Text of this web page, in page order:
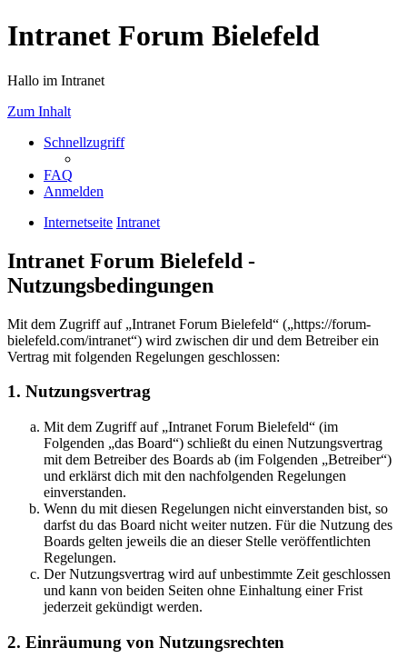
Intranet Forum Bielefeld
Hallo im Intranet
Zum Inhalt
Schnellzugriff
FAQ
Anmelden
Internetseite Intranet
Intranet Forum Bielefeld -
Nutzungsbedingungen
Mit dem Zugriff auf „Intranet Forum Bielefeld“ („https://forum-
bielefeld.com/intranet“) wird zwischen dir und dem Betreiber ein
Vertrag mit folgenden Regelungen geschlossen:
1. Nutzungsvertrag
Mit dem Zugriff auf „Intranet Forum Bielefeld“ (im
Folgenden „das Board“) schließt du einen Nutzungsvertrag
mit dem Betreiber des Boards ab (im Folgenden „Betreiber“)
und erklärst dich mit den nachfolgenden Regelungen
einverstanden.
Wenn du mit diesen Regelungen nicht einverstanden bist, so
darfst du das Board nicht weiter nutzen. Für die Nutzung des
Boards gelten jeweils die an dieser Stelle veröffentlichten
Regelungen.
Der Nutzungsvertrag wird auf unbestimmte Zeit geschlossen
und kann von beiden Seiten ohne Einhaltung einer Frist
jederzeit gekündigt werden.
2. Einräumung von Nutzungsrechten